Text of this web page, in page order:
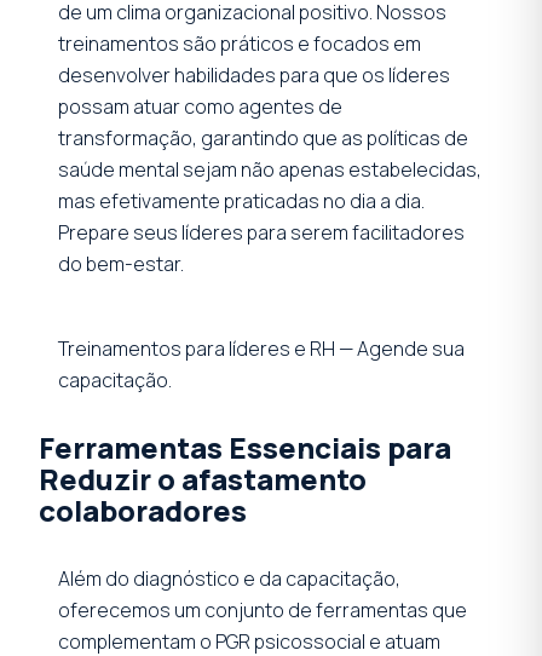
de um clima organizacional positivo. Nossos
treinamentos são práticos e focados em
desenvolver habilidades para que os líderes
possam atuar como agentes de
transformação, garantindo que as políticas de
saúde mental sejam não apenas estabelecidas,
mas efetivamente praticadas no dia a dia.
Prepare seus líderes para serem facilitadores
do bem-estar.
Treinamentos para líderes e RH — Agende sua
capacitação.
Ferramentas Essenciais para
Reduzir o afastamento
colaboradores
Além do diagnóstico e da capacitação,
oferecemos um conjunto de ferramentas que
complementam o PGR psicossocial e atuam